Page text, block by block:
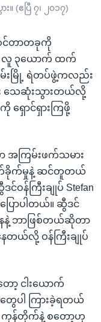
(ဧပြီ ၇၊ ၂၀၁၇)
င်တာတခုကို
လူ ၃ယောက် ထက်
းမြို့ ရဲတပ်ဖွဲ့ကလည်း
ား သေဆုံးသွားတယ်လို့
ောင်ရှားကြဖို့
အကြမ်းဖက်သမား
ခိုက်မှုနဲ့ ဆင်တူတယ်
ဝန်ကြီးချုပ် Stefan
ပြောပါတယ်။ ဆွီဒင်
နဲ့ ဘာဖြစ်တယ်ဆိုတာ
တယ်လို့ ဝန်ကြီးချုပ်
ငါးယောက်
ေပါ ကြားခဲ့ရတယ်
ကုန်တိုက်နဲ့ စတော့ဟု